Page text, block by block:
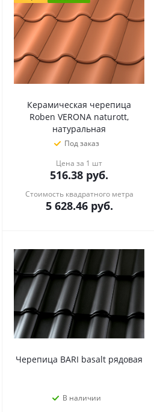
Керамическая черепица
Roben VERONA naturott,
натуральная
Под заказ
Цена за 1 шт
516.38 руб.
Стоимость квадратного метра
5 628.46руб.
Черепица BARI basalt рядовая
В наличии